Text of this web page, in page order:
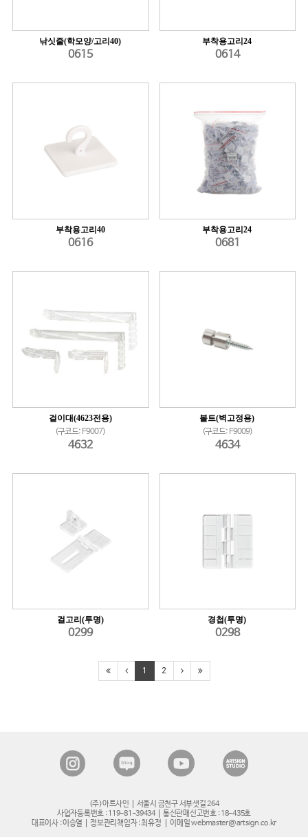
낚싯줄(학모양/고리40)
0615
부착용고리24
0614
부착용고리40
0616
부착용고리24
0681
걸이대(4623전용)
(구코드: F9007)
4632
볼트(벽고정용)
(구코드: F9009)
4634
걸고리(투명)
0299
경첩(투명)
0298
1 2
(주)아트사인
서울시 금천구 서부샛길 264
사업자등록번호 : 119-81-39434
통신판매신고번호 : 18-435호
대표이사 : 이승열
정보관리책임자 : 최유정 이메일 webmaster@artsign.co.kr